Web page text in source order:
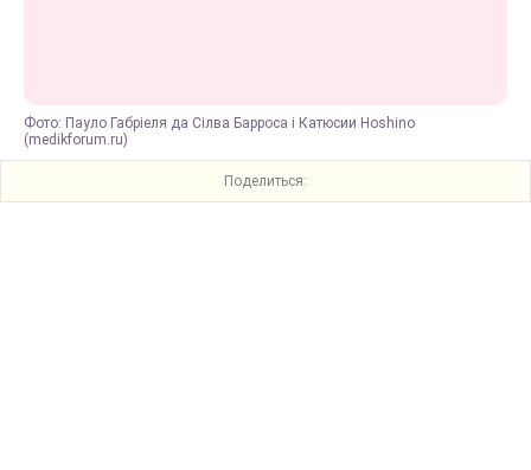
Фото: Пауло Габріеля да Сілва Барроса і Катюсии Hoshino
(medikforum.ru)
Поделиться: